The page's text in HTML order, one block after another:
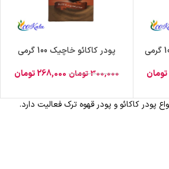
تومان
پودر کاکائو خاچیک 100 گرمی
300,000تومان 268,000تومان
پودر کاکائو و پودر قهوه ترک فعالیت دارد.